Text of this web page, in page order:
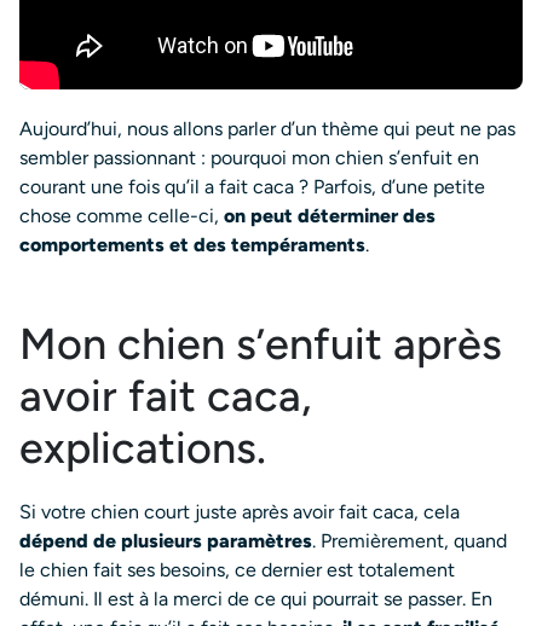
Aujourd’hui, nous allons parler d’un thème qui peut ne pas
sembler passionnant : pourquoi mon chien s’enfuit en
courant une fois qu’il a fait caca ? Parfois, d’une petite
chose comme celle-ci, on peut déterminer des
comportements et des tempéraments.
Mon chien s’enfuit après
avoir fait caca,
explications.
Si votre chien court juste après avoir fait caca, cela
dépend de plusieurs paramètres. Premièrement, quand
le chien fait ses besoins, ce dernier est totalement
démuni. Il est à la merci de ce qui pourrait se passer. En